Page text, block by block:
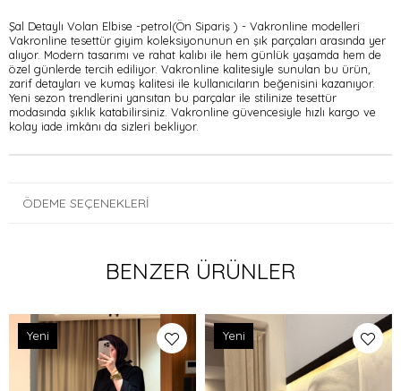
Şal Detaylı Volan Elbise -petrol(Ön Sipariş ) - Vakronline modelleri
Vakronline tesettür giyim koleksiyonunun en şık parçaları arasında yer
alıyor. Modern tasarımı ve rahat kalıbı ile hem günlük yaşamda hem de
özel günlerde tercih ediliyor. Vakronline kalitesiyle sunulan bu ürün,
zarif detayları ve kumaş kalitesi ile kullanıcıların beğenisini kazanıyor.
Yeni sezon trendlerini yansıtan bu parçalar ile stilinize tesettür
modasında şıklık katabilirsiniz. Vakronline güvencesiyle hızlı kargo ve
kolay iade imkânı da sizleri bekliyor.
ÖDEME SEÇENEKLERI
BENZER ÜRÜNLER
Yeni
Ürün
Yeni
Ürün